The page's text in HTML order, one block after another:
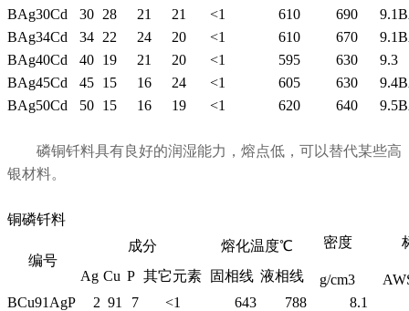
BAg30Cd
30 28 21 21 <1 610 690 9.1
BAg34Cd
34 22 24 20 <1 610 670 9.1
BAg40Cd
40 19 21 20 <1 595 630
9.3
BAg45Cd
45 15 16 24 <1 605 630 9.4
BAg50Cd
50 15 16 19 <1 620 640 9.5
磷铜钎料具有良好的润湿能力，熔点低，可以替代某些高
银材料。
铜磷钎料
编号
成分 熔化温度℃ 密度
g/cm3
Ag Cu P 其它元素 固相线 液相线
BCu91AgP
2 91 7 <1 643 788 8.1